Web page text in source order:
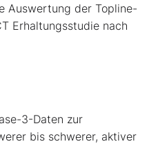
Auswertung der Topline-
Erhaltungsstudie nach
3-Daten zur
bis schwerer, aktiver